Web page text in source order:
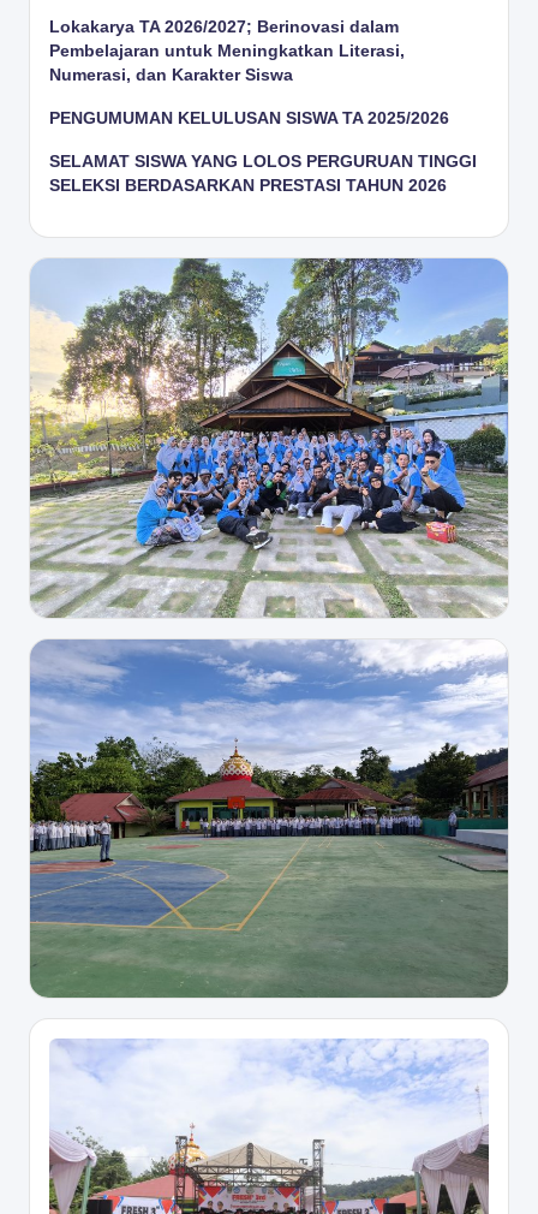
Lokakarya TA 2026/2027; Berinovasi dalam
Pembelajaran untuk Meningkatkan Literasi,
Numerasi, dan Karakter Siswa
PENGUMUMAN KELULUSAN SISWA TA 2025/2026
SELAMAT SISWA YANG LOLOS PERGURUAN TINGGI
SELEKSI BERDASARKAN PRESTASI TAHUN 2026